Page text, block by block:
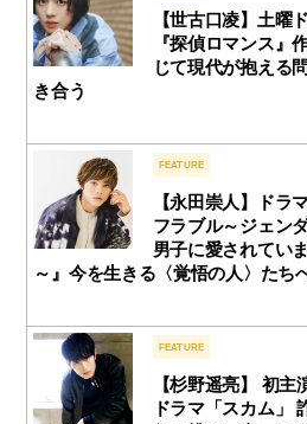
【世古口凌】土曜
『探偵ロマンス』
じて現代が抱える
き合う
FEATURE
【永田崇人】ドラ
フラブル～ジェン
男子に愛されていま
～』今を生きる〈覚悟の人〉たち
FEATURE
【杉野遥亮】 初主
ドラマ「スカム」